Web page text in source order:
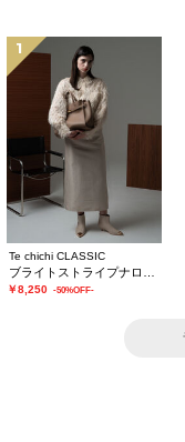
1
Te chichi CLASSIC
￥8,250 -50%OFF-